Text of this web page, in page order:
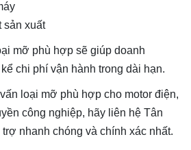
sản xuất
mỡ phù hợp sẽ giúp doanh
chi phí vận hành trong dài hạn.
loại mỡ phù hợp cho motor điện,
công nghiệp, hãy liên hệ Tân
nhanh chóng và chính xác nhất.